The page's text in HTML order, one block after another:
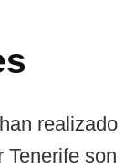
realizado
Tenerife son